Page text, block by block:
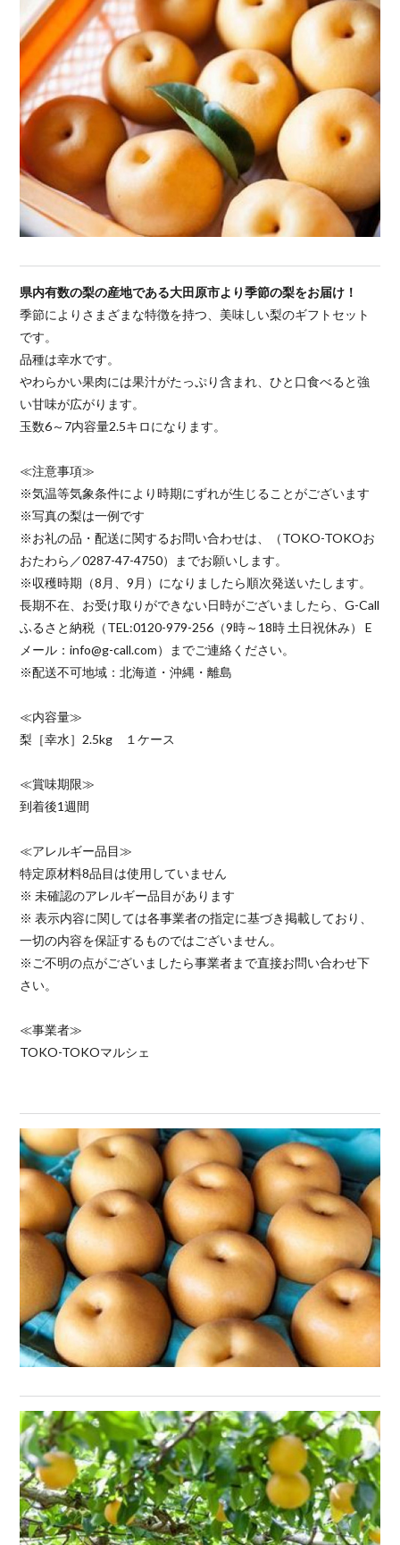
県内有数の梨の産地である大田原市より季節の梨をお届け！
季節によりさまざまな特徴を持つ、美味しい梨のギフトセット
です。
品種は幸水です。
やわらかい果肉には果汁がたっぷり含まれ、ひと口食べると強
い甘味が広がります。
玉数6～7内容量2.5キロになります。
≪注意事項≫
※気温等気象条件により時期にずれが生じることがございます
※写真の梨は一例です
※お礼の品・配送に関するお問い合わせは、（TOKO-TOKOお
おたわら／0287-47-4750）までお願いします。
※収穫時期（8月、9月）になりましたら順次発送いたします。
長期不在、お受け取りができない日時がございましたら、G-Call
ふるさと納税（TEL:0120-979-256（9時～18時 土日祝休み） E
メール：info@g-call.com）までご連絡ください。
※配送不可地域：北海道・沖縄・離島
≪内容量≫
梨［幸水］2.5kg １ケース
≪賞味期限≫
到着後1週間
≪アレルギー品目≫
特定原材料8品目は使用していません
※ 未確認のアレルギー品目があります
※ 表示内容に関しては各事業者の指定に基づき掲載しており、
一切の内容を保証するものではございません。
※ご不明の点がございましたら事業者まで直接お問い合わせ下
さい。
≪事業者≫
TOKO-TOKOマルシェ